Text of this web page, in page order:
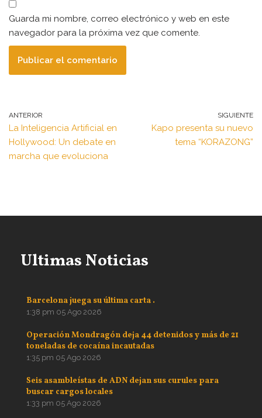
Guarda mi nombre, correo electrónico y web en este
navegador para la próxima vez que comente.
ANTERIOR
La Inteligencia Artificial en
Hollywood: Un debate en
marcha que evoluciona
SIGUIENTE
Kapo presenta su nuevo
tema “KORAZONG”
Ultimas Noticias
Barcelona juega su última carta .
1:38 pm 05 Ago 2026
Operación Mondragón deja 44 detenidos y más de 21
toneladas de cocaína incautadas
1:35 pm 05 Ago 2026
Seis asambleístas de ADN dejan sus curules para
buscar cargos locales
1:33 pm 05 Ago 2026